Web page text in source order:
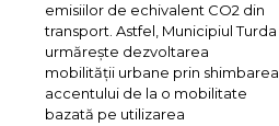
emisiilor de echivalent CO2 din
transport. Astfel, Municipiul Turda
urmărește dezvoltarea
mobilității urbane prin shimbarea
accentului de la o mobilitate
bazată pe utilizarea